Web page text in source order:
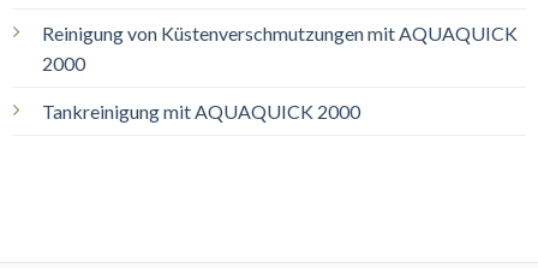
Reinigung von Küstenverschmutzungen mit AQUAQUICK
2000
Tankreinigung mit AQUAQUICK 2000